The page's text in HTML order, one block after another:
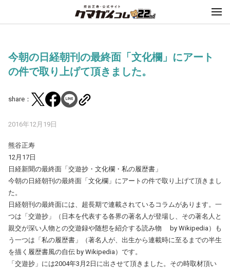
今朝の日経朝刊の最終面「文化欄」にアート
の件で取り上げて頂きました。
share：
2016年12月19日
熊谷正寿
12月17日
日経新聞の最終面「交遊抄・文化欄・私の履歴書」
今朝の日経朝刊の最終面「文化欄」にアートの件で取り上げて頂きまし
た。
日経朝刊の最終面には、超長期で連載されているコラムがあります。一
つは「交遊抄」（日本を代表する各界の著名人が登場し、その著名人と
親交が深い人物との交遊録や随想を紹介する読み物 by Wikipedia）も
う一つは「私の履歴書」（著名人が、出生から連載時に至るまでの半生
を描く履歴書風の自伝 by Wikipedia）です。
「交遊抄」には2004年3月2日に出させて頂きました。その時取材頂い